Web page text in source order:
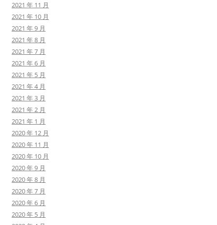
2021 年 11 月
2021 年 10 月
2021 年 9 月
2021 年 8 月
2021 年 7 月
2021 年 6 月
2021 年 5 月
2021 年 4 月
2021 年 3 月
2021 年 2 月
2021 年 1 月
2020 年 12 月
2020 年 11 月
2020 年 10 月
2020 年 9 月
2020 年 8 月
2020 年 7 月
2020 年 6 月
2020 年 5 月